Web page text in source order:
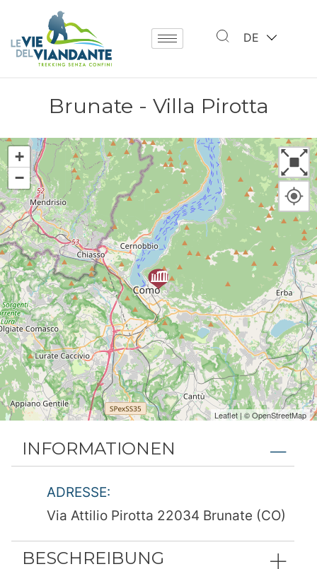
DE
Brunate - Villa Pirotta
INFORMATIONEN
ADRESSE:
Via Attilio Pirotta 22034 Brunate (CO)
BESCHREIBUNG
+
−
Leaflet | ©OpenStreetMap